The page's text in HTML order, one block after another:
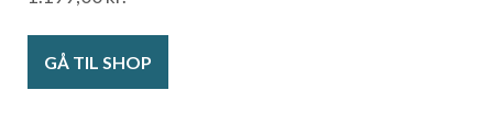
GÅ TIL SHOP